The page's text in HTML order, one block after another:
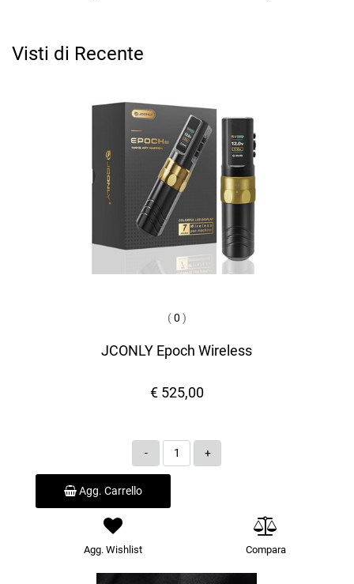
Visti di Recente
(0 )
JCONLY Epoch Wireless
€ 525,00
Quantità
Agg. Carrello
Agg. Wishlist Compara